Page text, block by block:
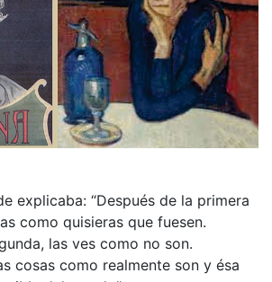
explicaba: “Después de la primera
como quisieras que fuesen.
las ves como no son.
cosas como realmente son y ésa